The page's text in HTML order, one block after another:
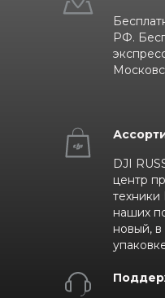
РФ.
DJI
центр
наших
новый, в